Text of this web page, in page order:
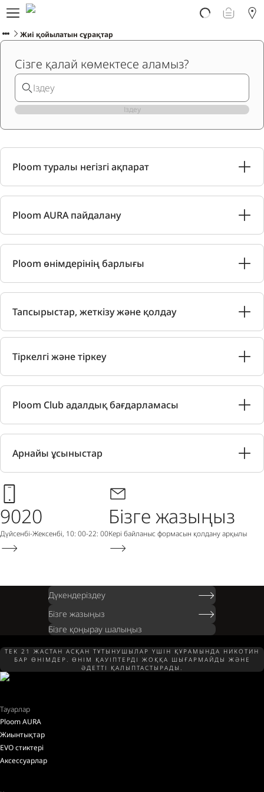
Ploom Aura туралы
Онлайн тапсырыс беру
Көмек және қолдау
Жиі қойылатын сұрақтар
Сізге қалай көмектесе аламыз?
Іздеу
Ploom туралы негізгі ақпарат
Ploom AURA пайдалану
Ploom өнімдерінің барлығы
Тапсырыстар, жеткізу және қолдау
Тіркелгі және тіркеу
Ploom Club адалдық бағдарламасы
Арнайы ұсыныстар
9020
Дүйсенбі-Жексенбі, 10: 00-22: 00
Бізге жазыңыз
Кері байланыс формасын қолдану арқылы
Дүкендеріздеу
Бізге жазыңыз
Бізге қоңырау шалыңыз
ТЕК 21 ЖАСТАН АСҚАН ТҰТЫНУШЫЛАР ҮШІН ҚҰРАМЫНДА НИКОТИН
БАР ӨНІМДЕР. ӨНІМ ҚАУІПТЕРДІ ЖОҚҚА ШЫҒАРМАЙДЫ ЖӘНЕ
ӘДЕТТІ ҚАЛЫПТАСТЫРАДЫ.
Тауарлар
Ploom AURA
Жиынтықтар
EVO стиктері
Аксессуарлар